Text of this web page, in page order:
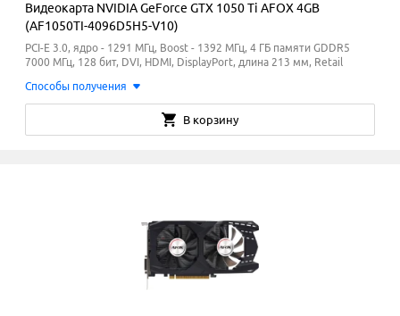
Видеокарта NVIDIA GeForce GTX 1050 Ti AFOX 4GB
(AF1050TI-4096D5H5-V10)
PCI-E 3.0, ядро - 1291 МГц, Boost - 1392 МГц, 4 ГБ памяти GDDR5
7000 МГц, 128 бит, DVI, HDMI, DisplayPort, длина 213 мм, Retail
Способы получения
В корзину